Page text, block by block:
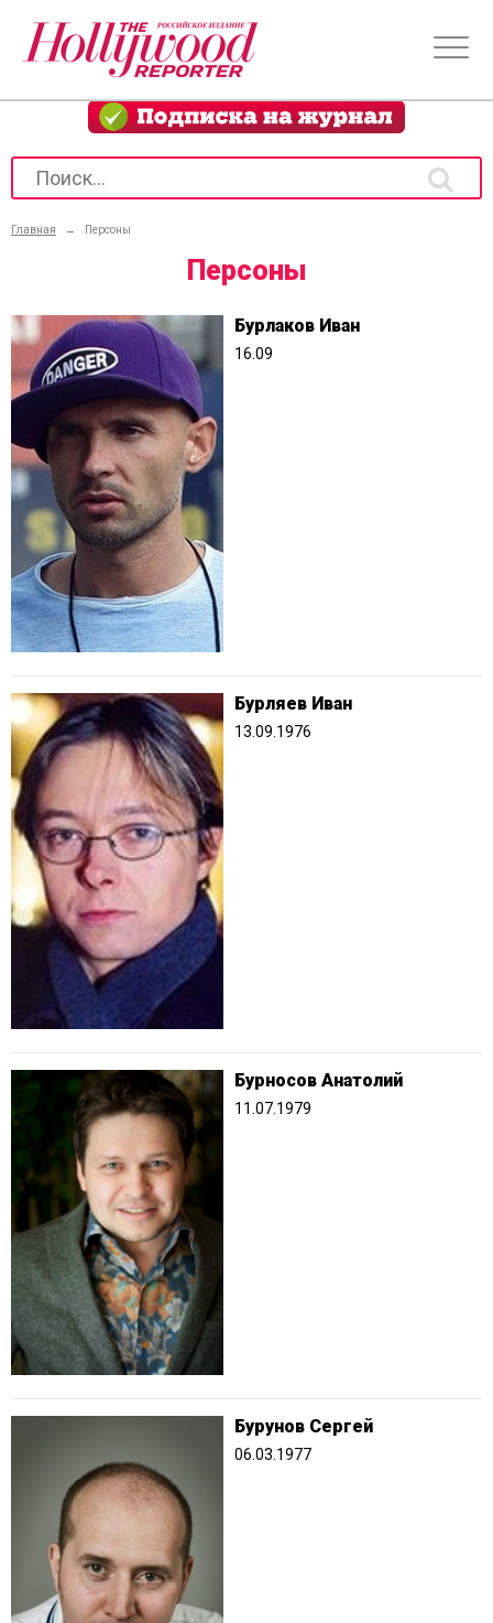
Главная → Персоны
Персоны
Бурлаков Иван
16.09
Бурляев Иван
13.09.1976
Бурносов Анатолий
11.07.1979
Бурунов Сергей
06.03.1977